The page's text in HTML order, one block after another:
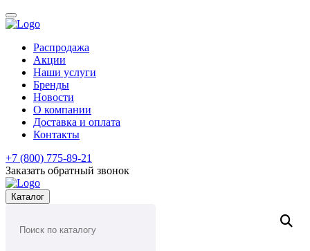
Распродажа
Акции
Наши услуги
Бренды
Новости
О компании
Доставка и оплата
Контакты
+7 (800) 775-89-21
Заказать обратный звонок
Каталог